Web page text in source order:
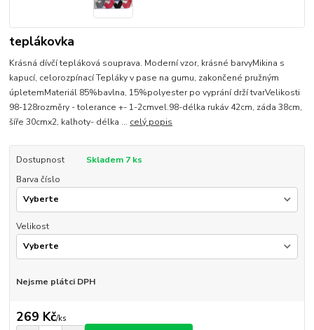
teplákovka
Krásná dívčí tepláková souprava. Moderní vzor, krásné barvyMikina s
kapucí, celorozpínací Tepláky v pase na gumu, zakončené pružným
úpletemMateriál 85%bavlna, 15%polyester po vyprání drží tvarVelikosti
98-128rozměry - tolerance +- 1-2cmvel.98-délka rukáv 42cm, záda 38cm,
šíře 30cmx2, kalhoty- délka ... celý popis
Dostupnost
Skladem 7 ks
Barva číslo
Velikost
Nejsme plátci DPH
269 Kč/ks